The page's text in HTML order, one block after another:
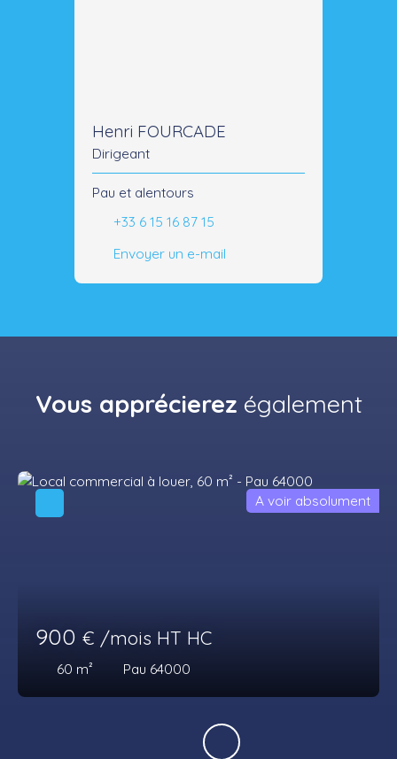
Henri FOURCADE
Dirigeant
Pau et alentours
+33 6 15 16 87 15
Envoyer un e-mail
Vous apprécierez également
900 € /mois HT HC
60 m² Pau 64000
A voir absolument